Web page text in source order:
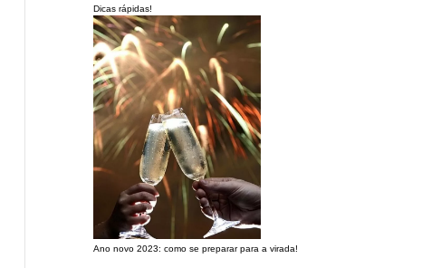
Dicas rápidas!
Ano novo 2023: como se preparar para a virada!